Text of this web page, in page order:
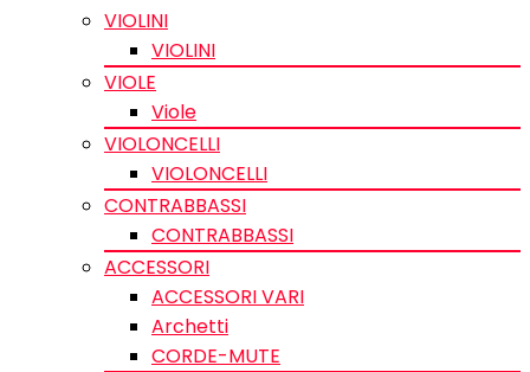
VIOLINI
VIOLINI
VIOLE
Viole
VIOLONCELLI
VIOLONCELLI
CONTRABBASSI
CONTRABBASSI
ACCESSORI
ACCESSORI VARI
Archetti
CORDE-MUTE